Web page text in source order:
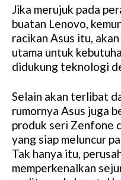
Jika merujuk pada
buatan Lenovo,
racikan Asus itu,
utama untuk
didukung teknologi
Selain akan terlibat
rumornya Asus juga
produk seri Zenfone
yang siap meluncur
Tak hanya itu,
memperkenalkan